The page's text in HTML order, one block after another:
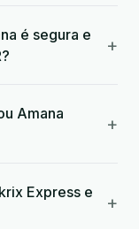
é segura e
+
Amana
+
Express e
+